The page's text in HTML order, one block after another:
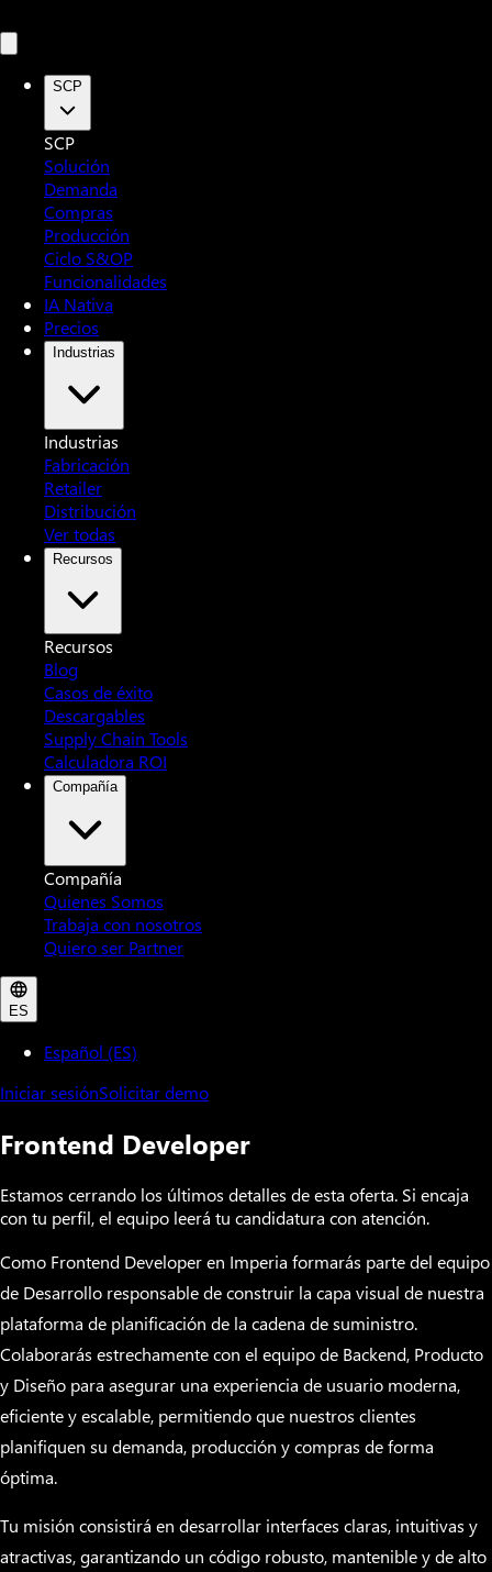
SCP
SCP
Solución
Demanda
Compras
Producción
Ciclo S&OP
Funcionalidades
IA Nativa
Precios
Industrias
Industrias
Fabricación
Retailer
Distribución
Ver todas
Recursos
Recursos
Blog
Casos de éxito
Descargables
Supply Chain Tools
Calculadora ROI
Compañía
Compañía
Quienes Somos
Trabaja con nosotros
Quiero ser Partner
ES
Español (ES)
Iniciar sesiónSolicitar demo
Frontend Developer
Estamos cerrando los últimos detalles de esta oferta. Si encaja
con tu perfil, el equipo leerá tu candidatura con atención.
Como Frontend Developer en Imperia formarás parte del equipo
de Desarrollo responsable de construir la capa visual de nuestra
plataforma de planificación de la cadena de suministro.
Colaborarás estrechamente con el equipo de Backend, Producto
y Diseño para asegurar una experiencia de usuario moderna,
eficiente y escalable, permitiendo que nuestros clientes
planifiquen su demanda, producción y compras de forma
óptima.
Tu misión consistirá en desarrollar interfaces claras, intuitivas y
atractivas, garantizando un código robusto, mantenible y de alto